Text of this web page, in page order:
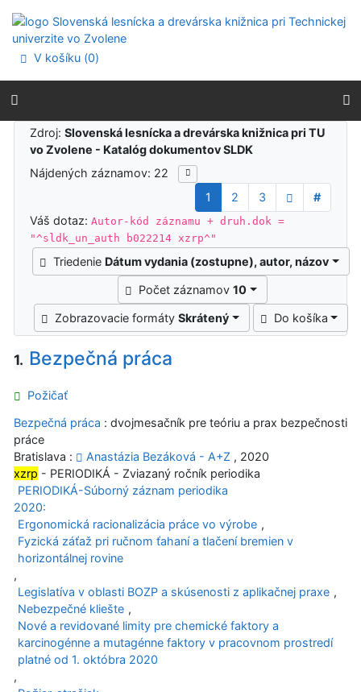
Prejsť na menu
Prehlásenie o webovej prístupnosti
V košíku (0)
Výsledky vyhľadávania
Zdroj:Slovenská lesnícka a drevárska knižnica pri TU
vo Zvolene - Katalóg dokumentov SLDK
Nájdených záznamov: 22
1
2 3
#
Váš dotaz:Autor-kód záznamu + druh.dok =
"^sldk_un_auth b022214 xzrp^"
Triedenie Dátum vydania (zostupne), autor, názov
Počet záznamov10
Zobrazovacie formátySkrátený Do košíka
1. Bezpečná práca
Požičať
Bezpečná práca : dvojmesačník pre teóriu a prax bezpečnosti
práce
Bratislava :
Anastázia Bezáková - A+Z , 2020
xzrp - PERIODIKÁ - Zviazaný ročník periodika
PERIODIKÁ-Súborný záznam periodika
2020:
Ergonomická racionalizácia práce vo výrobe ,
Fyzická záťaž pri ručnom ťahaní a tlačení bremien v
horizontálnej rovine
,
Legislatíva v oblasti BOZP a skúsenosti z aplikačnej praxe ,
Nebezpečné kliešte ,
Nové a revidované limity pre chemické faktory a
karcinogénne a mutagénne faktory v pracovnom prostredí
platné od 1. októbra 2020
,